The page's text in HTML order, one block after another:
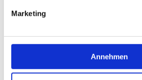
Marketing
Annehmen
Diakonie-Klinikum Stuttgart